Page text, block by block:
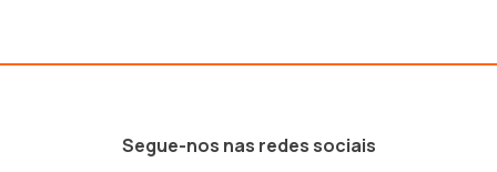
Segue-nos nas redes sociais